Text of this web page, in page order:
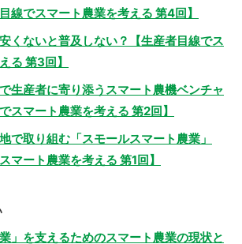
線でスマート農業を考える 第4回】
くないと普及しない？【生産者目線でス
る 第3回】
生産者に寄り添うスマート農機ベンチャ
スマート農業を考える 第2回】
で取り組む「スモールスマート農業」
マート農業を考える 第1回】
」を支えるためのスマート農業の現状と